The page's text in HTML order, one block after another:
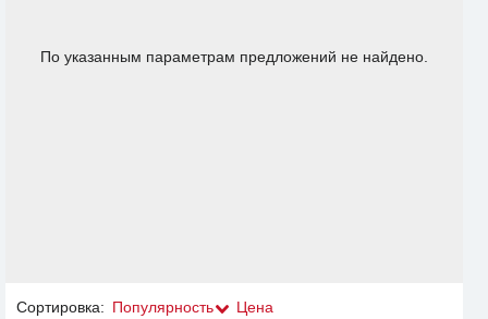
По указанным параметрам предложений не найдено.
Сортировка: Популярность Цена